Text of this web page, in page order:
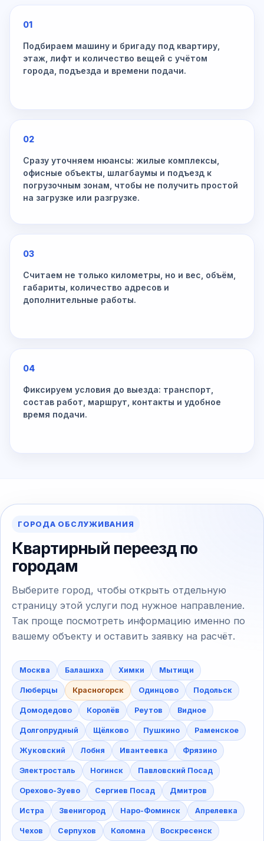
01
Подбираем машину и бригаду под квартиру,
этаж, лифт и количество вещей с учётом
города, подъезда и времени подачи.
02
Сразу уточняем нюансы: жилые комплексы,
офисные объекты, шлагбаумы и подъезд к
погрузочным зонам, чтобы не получить простой
на загрузке или разгрузке.
03
Считаем не только километры, но и вес, объём,
габариты, количество адресов и
дополнительные работы.
04
Фиксируем условия до выезда: транспорт,
состав работ, маршрут, контакты и удобное
время подачи.
ГОРОДА ОБСЛУЖИВАНИЯ
Квартирный переезд по
городам
Выберите город, чтобы открыть отдельную
страницу этой услуги под нужное направление.
Так проще посмотреть информацию именно по
вашему объекту и оставить заявку на расчёт.
Москва Балашиха Химки Мытищи
Люберцы Красногорск Одинцово Подольск
Домодедово Королёв Реутов Видное
Долгопрудный Щёлково Пушкино Раменское
Жуковский Лобня Ивантеевка Фрязино
Электросталь Ногинск Павловский Посад
Орехово-Зуево Сергиев Посад Дмитров
Истра Звенигород Наро-Фоминск Апрелевка
Чехов Серпухов Коломна Воскресенск